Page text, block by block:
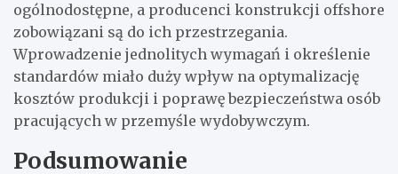
ogólnodostępne, a producenci konstrukcji offshore
zobowiązani są do ich przestrzegania.
Wprowadzenie jednolitych wymagań i określenie
standardów miało duży wpływ na optymalizację
kosztów produkcji i poprawę bezpieczeństwa osób
pracujących w przemyśle wydobywczym.
Podsumowanie